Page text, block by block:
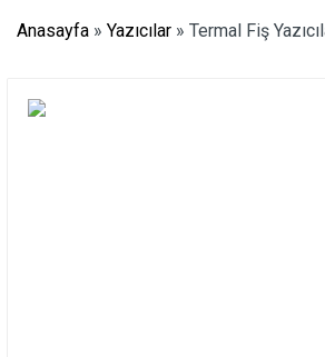
Anasayfa » Yazıcılar » Termal Fiş